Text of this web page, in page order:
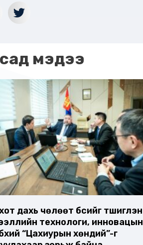
мэдээ
хот дахь чөлөөт бүсийг түшиглэн
технологи, инновацын
“Цахиурын хөндий”-г